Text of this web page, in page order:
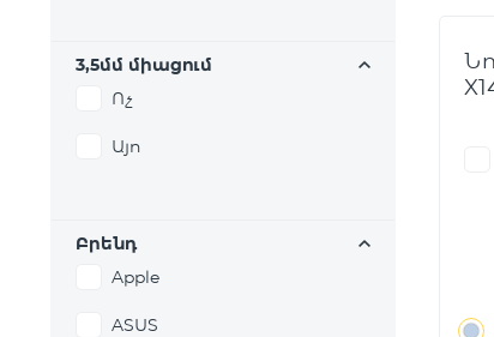
3,5մմ միացում
Ոչ
Այո
Բրենդ
Apple
ASUS